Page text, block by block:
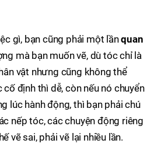
gì, bạn cũng phải một lầnquan
mà bạn muốn vẽ, dù tóc chỉ là
vật nhưng cũng không thể
định thì dễ, còn nếu nó chuyển
lúc hành động, thì bạn phải chú
nếp tóc, các chuyện động riêng
vẽ sai, phải vẽ lại nhiều lần.